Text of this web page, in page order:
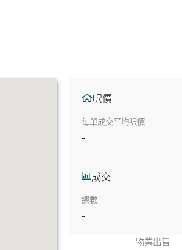
呎價
每單成交平均呎價
-
成交
總數
-
物業出售